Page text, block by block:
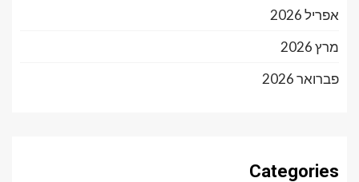
אפריל 2026
מרץ 2026
פברואר 2026
Categories